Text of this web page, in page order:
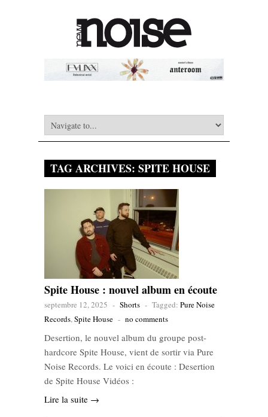
TAG ARCHIVES: SPITE HOUSE
Spite House : nouvel album en écoute
septembre 12, 2025 - Shorts - Tagged: Pure Noise
Records,Spite House - no comments
Desertion, le nouvel album du groupe post-
hardcore Spite House, vient de sortir via Pure
Noise Records. Le voici en écoute : Desertion
de Spite House Vidéos :
Lire la suite →